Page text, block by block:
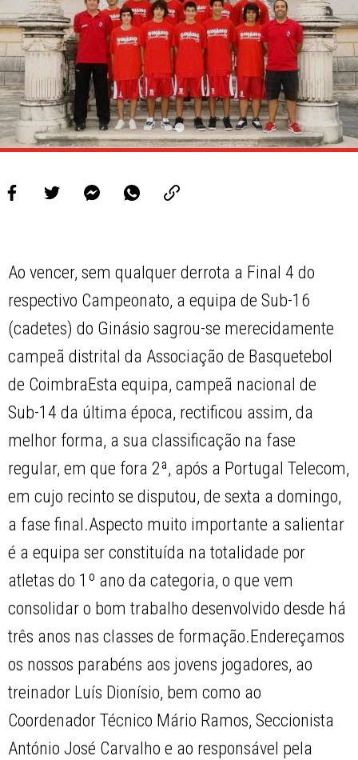
PROJETOS
LIGA BETCLIC MASCULINA
LIGA BETCLIC FEMININA
Ao vencer, sem qualquer derrota a Final 4 do
respectivo Campeonato, a equipa de Sub-16
(cadetes) do Ginásio sagrou-se merecidamente
campeã distrital da Associação de Basquetebol
de CoimbraEsta equipa, campeã nacional de
Sub-14 da última época, rectificou assim, da
melhor forma, a sua classificação na fase
regular, em que fora 2ª, após a Portugal Telecom,
em cujo recinto se disputou, de sexta a domingo,
a fase final.Aspecto muito importante a salientar
é a equipa ser constituída na totalidade por
atletas do 1º ano da categoria, o que vem
consolidar o bom trabalho desenvolvido desde há
três anos nas classes de formação.Endereçamos
os nossos parabéns aos jovens jogadores, ao
treinador Luís Dionísio, bem como ao
Coordenador Técnico Mário Ramos, Seccionista
António José Carvalho e ao responsável pela